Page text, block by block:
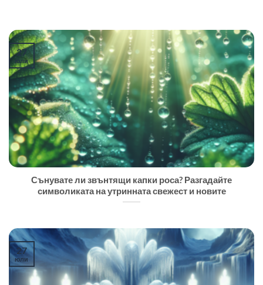
Сънувате ли звънтящи капки роса? Разгадайте
символиката на утринната свежест и новите
27
юли
27
юли